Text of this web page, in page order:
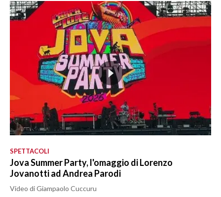
SPETTACOLI
Jova Summer Party, l'omaggio di Lorenzo
Jovanotti ad Andrea Parodi
Video di Giampaolo Cuccuru